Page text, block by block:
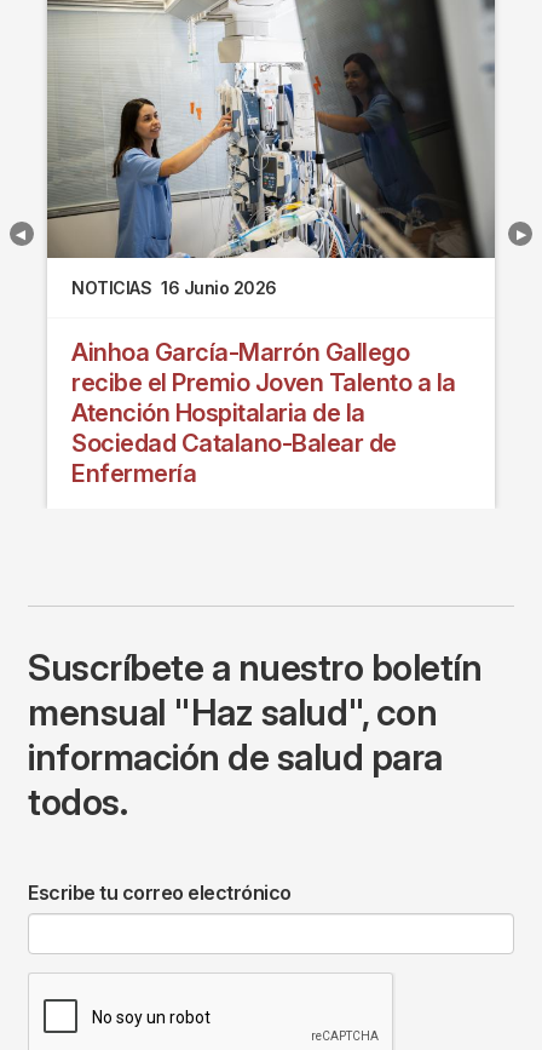
NOTICIAS 16 Junio 2026
Ainhoa García-Marrón Gallego
recibe el Premio Joven Talento a la
Atención Hospitalaria de la
Sociedad Catalano-Balear de
Enfermería
Suscríbete a nuestro boletín
mensual "Haz salud", con
información de salud para
todos.
Escribe tu correo electrónico